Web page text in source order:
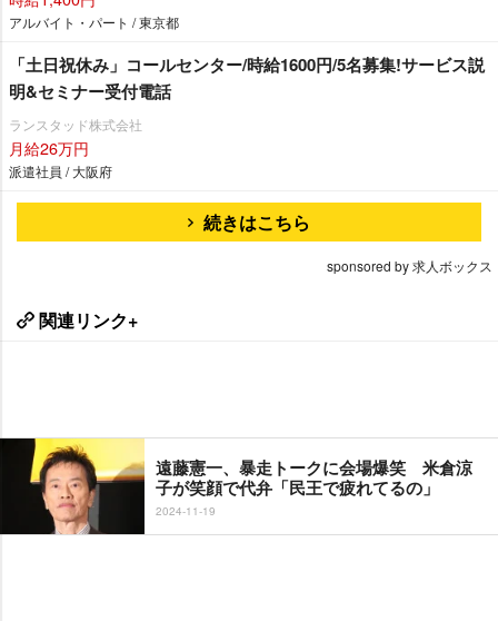
アルバイト・パート / 東京都
「土日祝休み」コールセンター/時給1600円/5名募集!サービス説
明&セミナー受付電話
ランスタッド株式会社
月給26万円
派遣社員 / 大阪府
続きはこちら
sponsored by 求人ボックス
関連リンク+
遠藤憲一、暴走トークに会場爆笑 米倉涼
子が笑顔で代弁「民王で疲れてるの」
2024-11-19